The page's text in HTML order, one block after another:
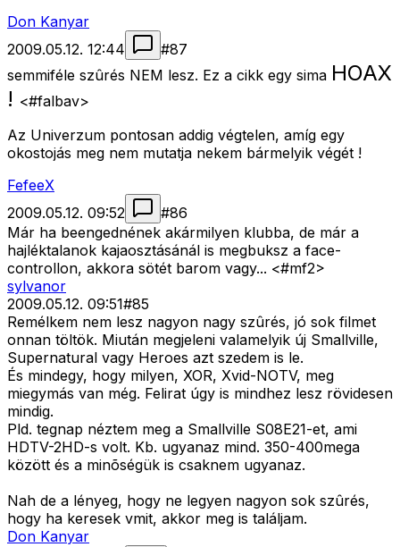
Don Kanyar
2009.05.12. 12:44
#87
semmiféle szûrés NEM lesz. Ez a cikk egy sima HOAX
! <#falbav>
Az Univerzum pontosan addig végtelen, amíg egy
okostojás meg nem mutatja nekem bármelyik végét !
FefeeX
2009.05.12. 09:52
#86
Már ha beengednének akármilyen klubba, de már a
hajléktalanok kajaosztásánál is megbuksz a face-
controllon, akkora sötét barom vagy... <#mf2>
sylvanor
2009.05.12. 09:51#85
Remélkem nem lesz nagyon nagy szûrés, jó sok filmet
onnan töltök. Miután megjeleni valamelyik új Smallville,
Supernatural vagy Heroes azt szedem is le.
És mindegy, hogy milyen, XOR, Xvid-NOTV, meg
miegymás van még. Felirat úgy is mindhez lesz rövidesen
mindig.
Pld. tegnap néztem meg a Smallville S08E21-et, ami
HDTV-2HD-s volt. Kb. ugyanaz mind. 350-400mega
között és a minõségük is csaknem ugyanaz.
Nah de a lényeg, hogy ne legyen nagyon sok szûrés,
hogy ha keresek vmit, akkor meg is találjam.
Don Kanyar